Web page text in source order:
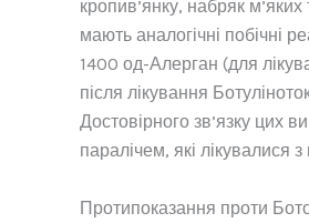
кропив’янку, набряк
мають аналогічні побічні
1400 од-Алерган (для
після лікування
Достовірного зв’язку цих
паралічем, які лікувалися
Протипоказання проти